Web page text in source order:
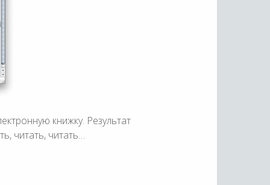
книжку. Результат
читать, читать…